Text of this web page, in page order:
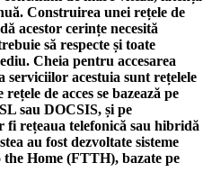
Construirea unei rețele de
acestor cerințe necesită
să respecte și toate
Cheia pentru accesarea
acestuia sunt rețelele
de acces se bazează pe
sau DOCSIS, și pe
rețeaua telefonică sau hibridă
au fost dezvoltate sisteme
Home (FTTH), bazate pe